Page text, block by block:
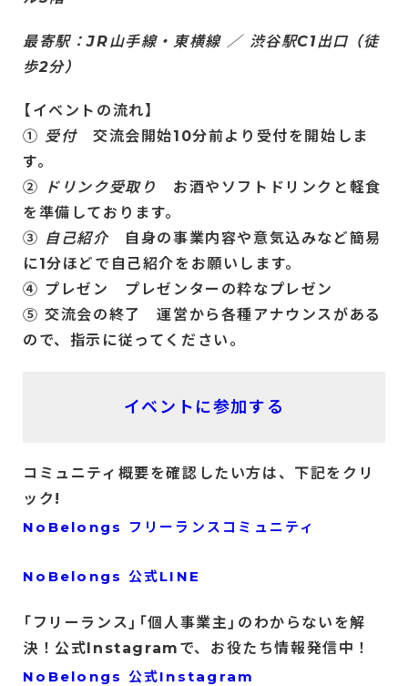
最寄駅：JR山手線・東横線 ／ 渋谷駅C1出口 （徒
歩2分）
【イベントの流れ】
① 受付交流会開始10分前より受付を開始しま
す。
② ドリンク受取り
お酒やソフトドリンクと軽食
を準備しております。
③ 自己紹介自身の事業内容や意気込みなど簡易
に1分ほどで自己紹介をお願いします。
④ プレゼン プレゼンターの粋なプレゼン
⑤ 交流会の終了 運営から各種アナウンスがある
ので、指示に従ってください。
イベントに参加する
コミュニティ概要を確認したい方は、下記をクリ
ック!
NoBelongs フリーランスコミュニティ
NoBelongs 公式LINE
「フリーランス」「個人事業主」のわからないを解
決！公式Instagramで、お役たち情報発信中！
NoBelongs 公式Instagram